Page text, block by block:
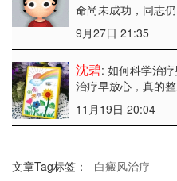
命尚未成功，同志仍
9月27日 21:35
沈碧: 如何科学治
治疗早放心，真的
11月19日 20:04
文章Tag标签：
白癜风治疗